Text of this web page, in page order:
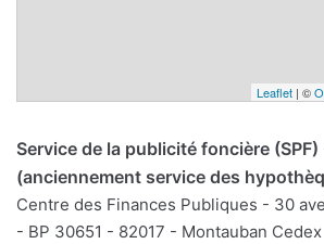
Leaflet | ©
Service de la publicité foncière
(anciennement service des
Centre des Finances Publiques - 30
- BP 30651 - 82017 - Montauban Cedex